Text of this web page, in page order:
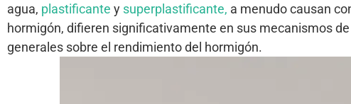
agua, plastificante y superplastificante, a menudo causan
hormigón, difieren significativamente en sus mecanismos
generales sobre el rendimiento del hormigón.